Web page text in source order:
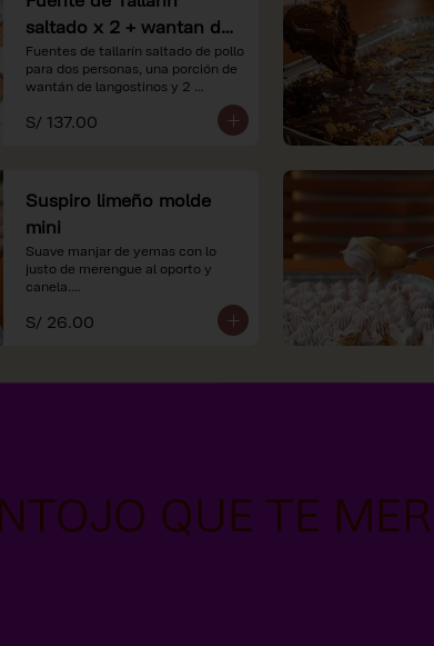
saltado x 2 + wantan de
langostinos + 2
limonadas
Fuentes de tallarín saltado de pollo
para dos personas, una porción de
wantán de langostinos y 2
S/ 137.00
Suspiro limeño molde
mini
Suave manjar de yemas con lo
justo de merengue al oporto y
canela.
*Nuestros precios están
S/ 26.00